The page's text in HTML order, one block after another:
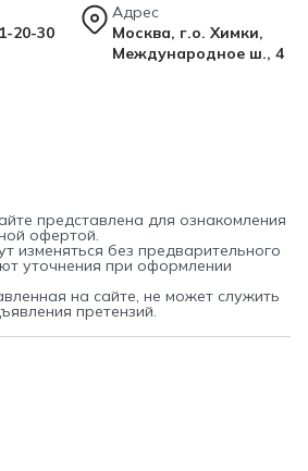
20-30
Адрес
Москва, г.о. Химки,
Международное ш., 4
представлена для ознакомления
офертой.
изменяться без предварительного
уточнения при оформлении
на сайте, не может служить
претензий.